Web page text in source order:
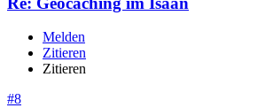
Melden
Zitieren
Zitieren
#8